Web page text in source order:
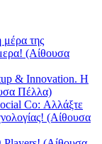
της
(Αίθουσα
& Innovation. Η
Πέλλα)
Co: Αλλάξτε
(Αίθουσα